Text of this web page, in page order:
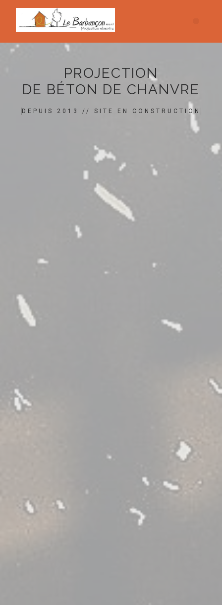
PROJECTION
DE BÉTON DE CHANVRE
DEPUIS 2013 // SITE EN CONSTRUCTION